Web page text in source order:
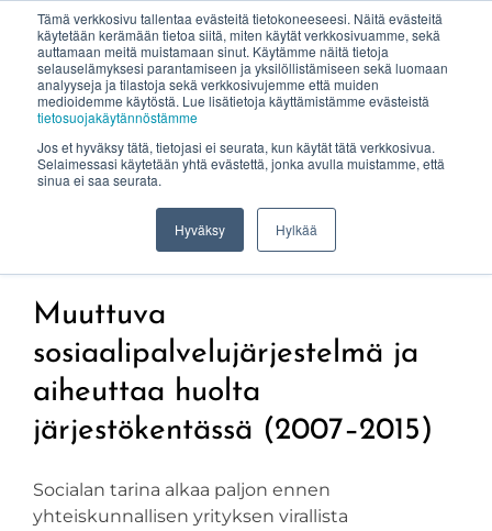
Tämä verkkosivu tallentaa evästeitä tietokoneeseesi. Näitä evästeitä
käytetään kerämään tietoa siitä, miten käytät verkkosivuamme, sekä
auttamaan meitä muistamaan sinut. Käytämme näitä tietoja
selauselämyksesi parantamiseen ja yksilöllistämiseen sekä luomaan
analyyseja ja tilastoja sekä verkkosivujemme että muiden
medioidemme käytöstä. Lue lisätietoja käyttämistämme evästeistä
tietosuojakäytännöstämme
Jos et hyväksy tätä, tietojasi ei seurata, kun käytät tätä verkkosivua.
Selaimessasi käytetään yhtä evästettä, jonka avulla muistamme, että
sinua ei saa seurata.
Hyväksy Hylkää
Sociala – sydämellä
rakennettu muutosvoima
Muuttuva
sosiaalipalvelujärjestelmä ja
aiheuttaa huolta
järjestökentässä (2007–2015)
Socialan tarina alkaa paljon ennen
yhteiskunnallisen yrityksen virallista